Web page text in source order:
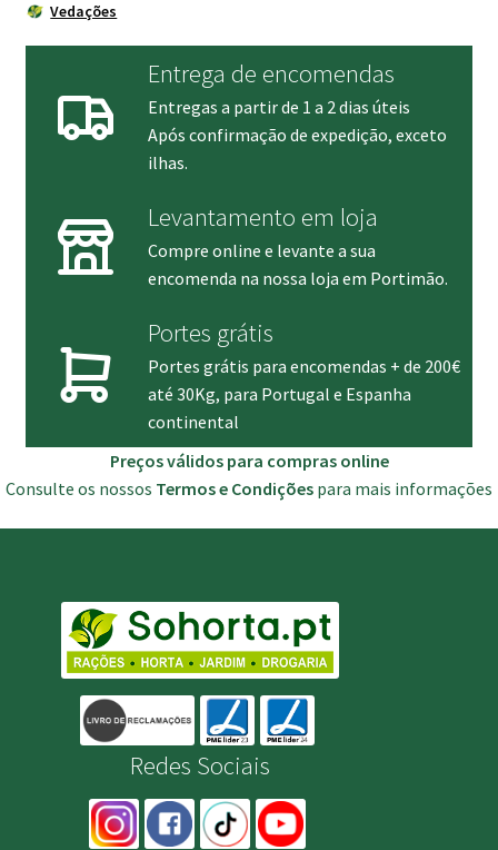
Vedações
Entrega de encomendas
Entregas a partir de 1 a 2 dias úteis
Após confirmação de expedição, exceto
ilhas.
Levantamento em loja
Compre online e levante a sua
encomenda na nossa loja em Portimão.
Portes grátis
Portes grátis para encomendas + de 200€
até 30Kg, para Portugal e Espanha
continental
Preços válidos para compras online
Consulte os nossos Termos e Condições para mais informações
Redes Sociais